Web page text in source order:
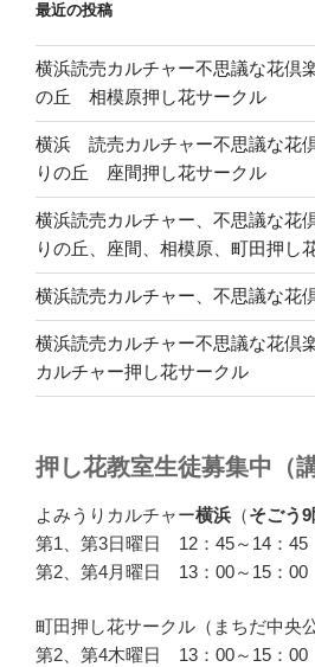
最近の投稿
横浜読売カルチャー不思議な花倶
の丘 相模原押し花サークル
横浜 読売カルチャー不思議な花
りの丘 座間押し花サークル
横浜読売カルチャー、不思議な花
りの丘、座間、相模原、町田押し
横浜読売カルチャー、不思議な花
横浜読売カルチャー不思議な花倶
カルチャー押し花サークル
押し花教室生徒募集中（
よみうりカルチャー横浜 （そごう
第1、第3日曜日 12：45～14：45
第2、第4月曜日 13：00～15：00
町田押し花サークル（まちだ中央
第2、第4木曜日 13：00～15：00